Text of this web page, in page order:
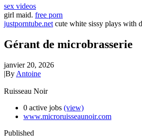
sex videos
girl maid. free porn
justporntube.net cute white sissy plays with
Gérant de microbrasserie
janvier 20, 2026
|By Antoine
Ruisseau Noir
0 active jobs (view)
www.microruisseaunoir.com
Published